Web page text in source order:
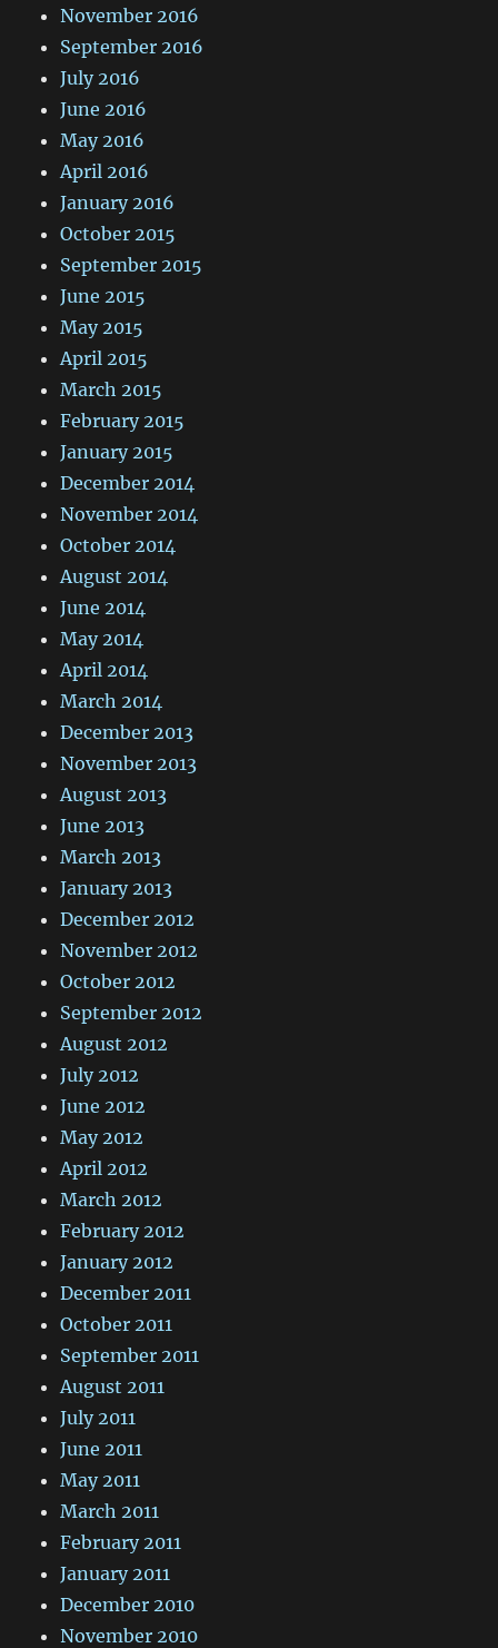
November 2016
September 2016
July 2016
June 2016
May 2016
April 2016
January 2016
October 2015
September 2015
June 2015
May 2015
April 2015
March 2015
February 2015
January 2015
December 2014
November 2014
October 2014
August 2014
June 2014
May 2014
April 2014
March 2014
December 2013
November 2013
August 2013
June 2013
March 2013
January 2013
December 2012
November 2012
October 2012
September 2012
August 2012
July 2012
June 2012
May 2012
April 2012
March 2012
February 2012
January 2012
December 2011
October 2011
September 2011
August 2011
July 2011
June 2011
May 2011
March 2011
February 2011
January 2011
December 2010
November 2010